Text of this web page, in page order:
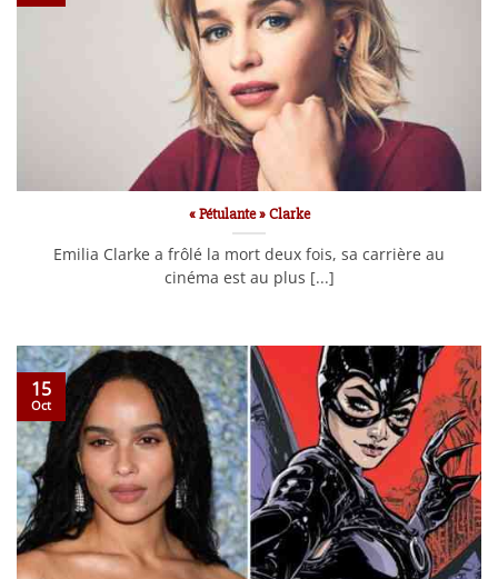
« Pétulante » Clarke
Emilia Clarke a frôlé la mort deux fois, sa carrière au
cinéma est au plus [...]
15
Oct